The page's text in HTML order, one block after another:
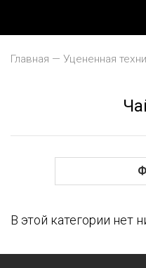
Главная Уцененная
Вакууматоры
Варочные поверхности
Варочные центры
В этой категории нет